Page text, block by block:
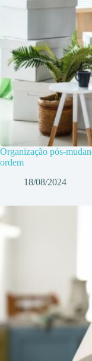
Organização pós-
ordem
18/08/2024